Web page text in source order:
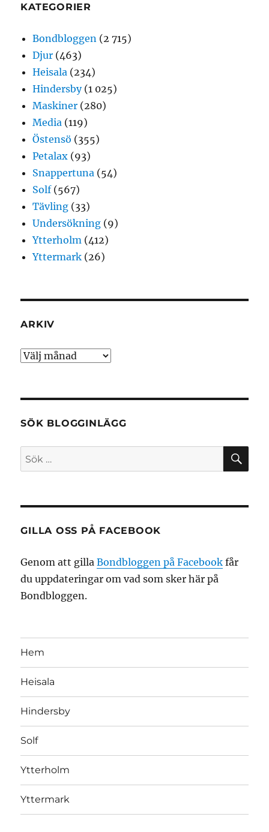
KATEGORIER
Bondbloggen (2 715)
Djur (463)
Heisala (234)
Hindersby(1 025)
Maskiner (280)
Media (119)
Östensö (355)
Petalax (93)
Snappertuna (54)
Solf(567)
Tävling (33)
Undersökning (9)
Ytterholm (412)
Yttermark (26)
ARKIV
Arkiv
SÖK BLOGGINLÄGG
Sök
efter:
GILLA OSS PÅ FACEBOOK
Genom att gillaBondbloggen på Facebook får
du uppdateringar om vad som sker här på
Bondbloggen.
Hem
Heisala
Hindersby
Solf
Ytterholm
Yttermark